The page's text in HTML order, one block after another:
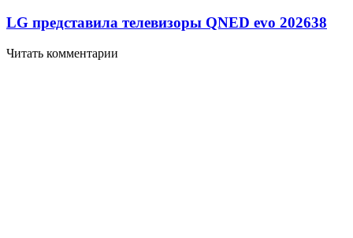
LG представила телевизоры QNED evo 202638
Читать комментарии